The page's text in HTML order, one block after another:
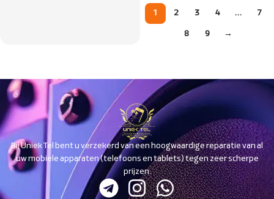
1 2 3 4 …
7
8
9 →
Bij Uniek Tel bent u verzekerd van een hoogwaardige reparatie van al
uw mobiele apparaten (telefoons en tablets) tegen zeer scherpe
prijzen.